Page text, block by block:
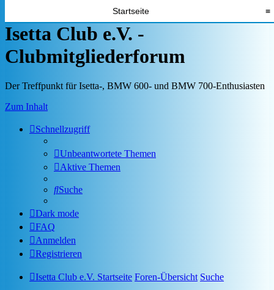
Startseite ≡
Isetta Club e.V. -
Clubmitgliederforum
Der Treffpunkt für Isetta-, BMW 600- und BMW 700-Enthusiasten
Zum Inhalt
Schnellzugriff
Unbeantwortete Themen
Aktive Themen
Suche
Dark mode
FAQ
Anmelden
Registrieren
Isetta Club e.V. Startseite Foren-Übersicht Suche